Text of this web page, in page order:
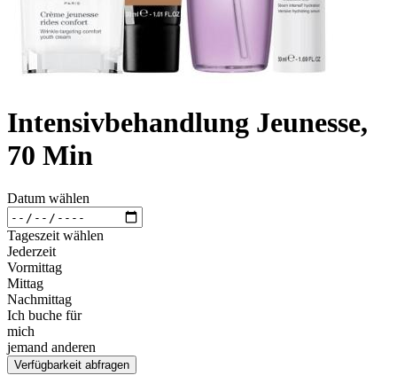
Intensivbehandlung Jeunesse,
70 Min
Datum wählen
Tageszeit wählen
Jederzeit
Vormittag
Mittag
Nachmittag
Ich buche für
mich
jemand anderen
Verfügbarkeit abfragen